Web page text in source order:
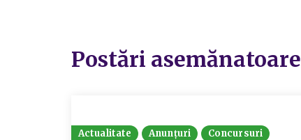
Postări asemănatoare
Actualitate Anunțuri Concursuri